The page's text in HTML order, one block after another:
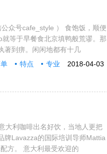
众号cafe_style ） 食饱饭，顺便
等于早餐食北京填鸭般荒谬。那
著到痹。闲闲地都有十几
2018-04-03
特点 专业
大利咖啡出名好饮，当地人更把
牌Lavazza的国际培训导师Mattia
方。 意大利最受欢迎的